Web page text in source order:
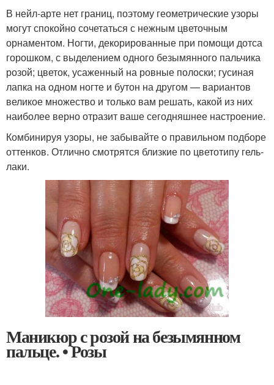
В нейл-арте нет границ, поэтому геометрические узоры
могут спокойно сочетаться с нежным цветочным
орнаментом. Ногти, декорированные при помощи дотса
горошком, с выделением одного безымянного пальчика
розой; цветок, усаженный на ровные полоски; гусиная
лапка на одном ногте и бутон на другом — вариантов
великое множество и только вам решать, какой из них
наиболее верно отразит ваше сегодняшнее настроение.
Комбинируя узоры, не забывайте о правильном подборе
оттенков. Отлично смотрятся близкие по цветотипу гель-
лаки.
Маникюр с розой на безымянном
пальце. • Розы